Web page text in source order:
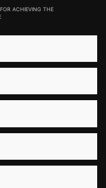
ACHIEVING THE